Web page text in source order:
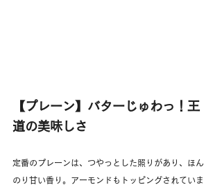
【プレーン】バターじゅわっ！王
道の美味しさ
定番のプレーンは、つやっとした照りがあり、ほん
のり甘い香り。アーモンドもトッピングされていま